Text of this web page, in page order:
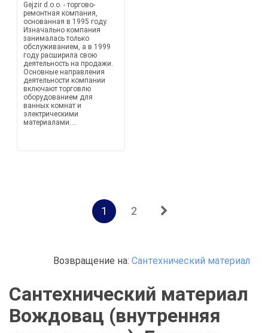
Gejzir d.o.o. - торгово-
ремонтная компания,
основанная в 1995 году.
Изначально компания
занималась только
обслуживанием, а в 1999
году расширила свою
деятельность на продажи.
Основные направления
деятельности компании
включают торговлю
оборудованием для
ванных комнат и
электрическими
материалами....
1 2
Возвращение на: Сантехнический материал
Сантехнический материал
Вождовац (внутренняя